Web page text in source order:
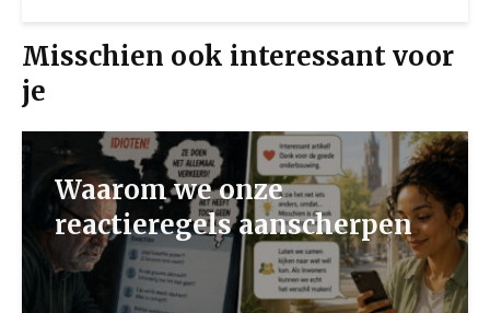
Misschien ook interessant voor
je
Waarom we onze
reactieregels aanscherpen